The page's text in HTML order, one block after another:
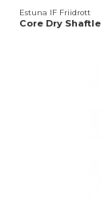
Estuna IF Friidrott
Core Dry